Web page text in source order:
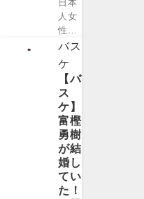
ー
ル」
及び
英国
の
「イ
ンド
アサ
ッカ
ー」
を起
源と
す...
てい
まし
た
が、
どう
して
破局
に至
って
しま
った
ので
しょ
う
とも
あ
り、
雑誌
で見
かけ
たこ
とが
ある
人も
多い
ので
はな
いで
日本
人女
性・
シバ
タリ
コさ
んと
結婚
を発
表し
たの
は、
あの
ニコ
バス
ケ
【バ
ス
ケ】
富樫
勇樹
が結
婚し
てい
た！